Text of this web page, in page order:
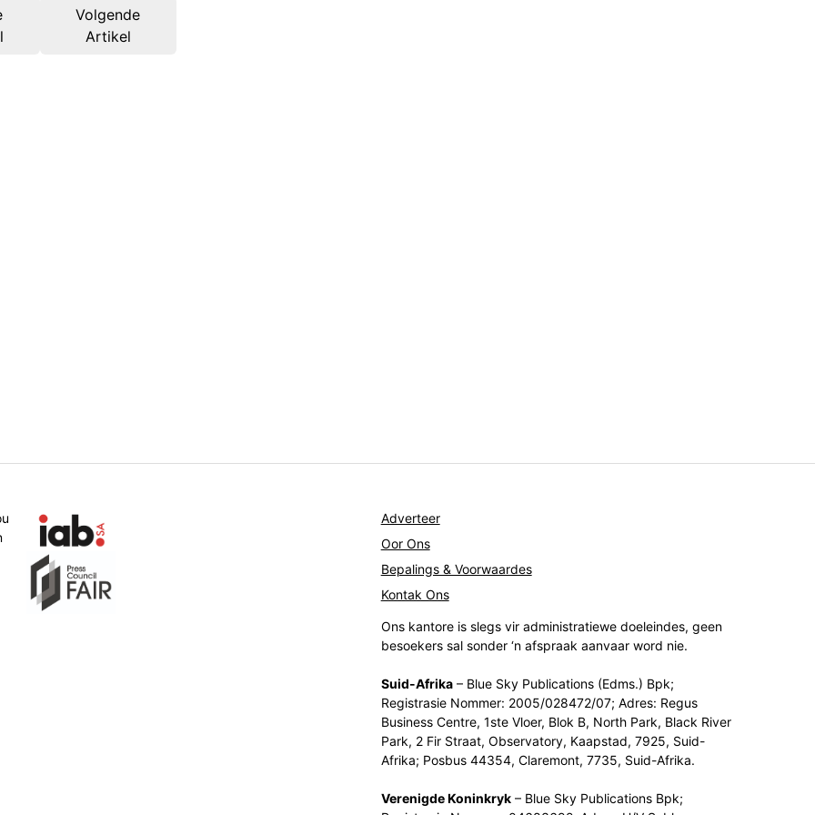
Volgende
Artikel
Adverteer
Oor Ons
Bepalings & Voorwaardes
Kontak Ons
Ons kantore is slegs vir administratiewe doeleindes, geen
besoekers sal sonder ‘n afspraak aanvaar word nie.
Suid-Afrika– Blue Sky Publications (Edms.) Bpk;
Registrasie Nommer: 2005/028472/07; Adres: Regus
Business Centre, 1ste Vloer, Blok B, North Park, Black River
Park, 2 Fir Straat, Observatory, Kaapstad, 7925, Suid-
Afrika; Posbus 44354, Claremont, 7735, Suid-Afrika.
Verenigde Koninkryk– Blue Sky Publications Bpk;